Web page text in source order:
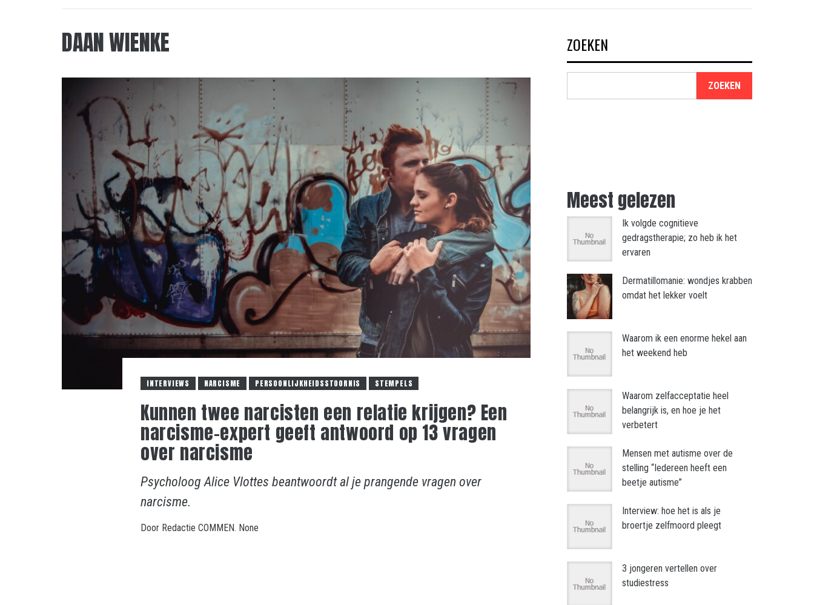
DAAN WIENKE
INTERVIEWS NARCISME PERSOONLIJKHEIDSSTOORNIS STEMPELS
Kunnen twee narcisten een relatie krijgen? Een
narcisme-expert geeft antwoord op 13 vragen
over narcisme
Psycholoog Alice Vlottes beantwoordt al je prangende vragen over
narcisme.
Door Redactie COMMEN. None
ZOEKEN
ZOEKEN
Meest gelezen
Ik volgde cognitieve
gedragstherapie; zo heb ik het
ervaren
Dermatillomanie: wondjes krabben
omdat het lekker voelt
Waarom ik een enorme hekel aan
het weekend heb
Waarom zelfacceptatie heel
belangrijk is, en hoe je het
verbetert
Mensen met autisme over de
stelling “Iedereen heeft een
beetje autisme”
Interview: hoe het is als je
broertje zelfmoord pleegt
3 jongeren vertellen over
studiestress